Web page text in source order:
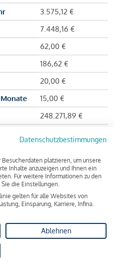
3.575,12 €
7.448,16 €
62,00 €
186,62 €
20,00 €
15,00 €
248.271,89 €
INFINA Credit
Broker GmbH
die Wohnung zu kaufen.
einige Gebühren an (z. B. die
die Bank den
Datenschutzbestimmungen
platzieren, um unsere
Inhalte anzuzeigen und Ihnen ein
Für weitere Informationen zu den
die Einstellungen.
gelten für alle Websites von
Einsparung, Karriere, Infina.
Ablehnen